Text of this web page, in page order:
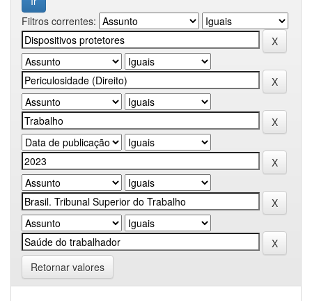
Filtros correntes:
Retornar valores